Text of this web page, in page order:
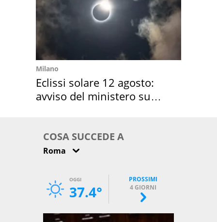
Milano
Eclissi solare 12 agosto:
avviso del ministero su